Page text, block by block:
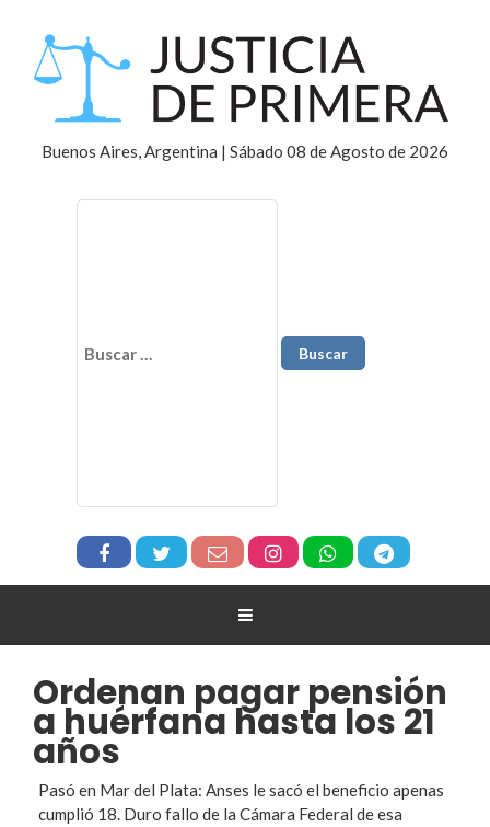
Buenos Aires, Argentina | Sábado 08 de Agosto de 2026
Ordenan pagar pensión
a huérfana hasta los 21
años
Pasó en Mar del Plata: Anses le sacó el beneficio apenas
cumplió 18. Duro fallo de la Cámara Federal de esa